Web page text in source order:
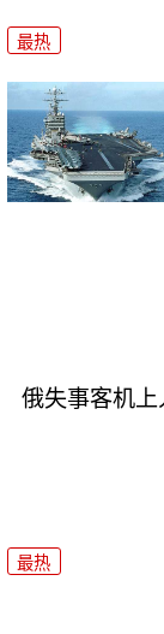
最热
俄失事客机
最热